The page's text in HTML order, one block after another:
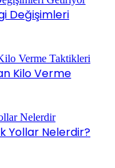
Değişimleri
Kilo Verme
Yollar Nelerdir?